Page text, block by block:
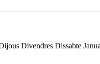
Divendres Dissabte